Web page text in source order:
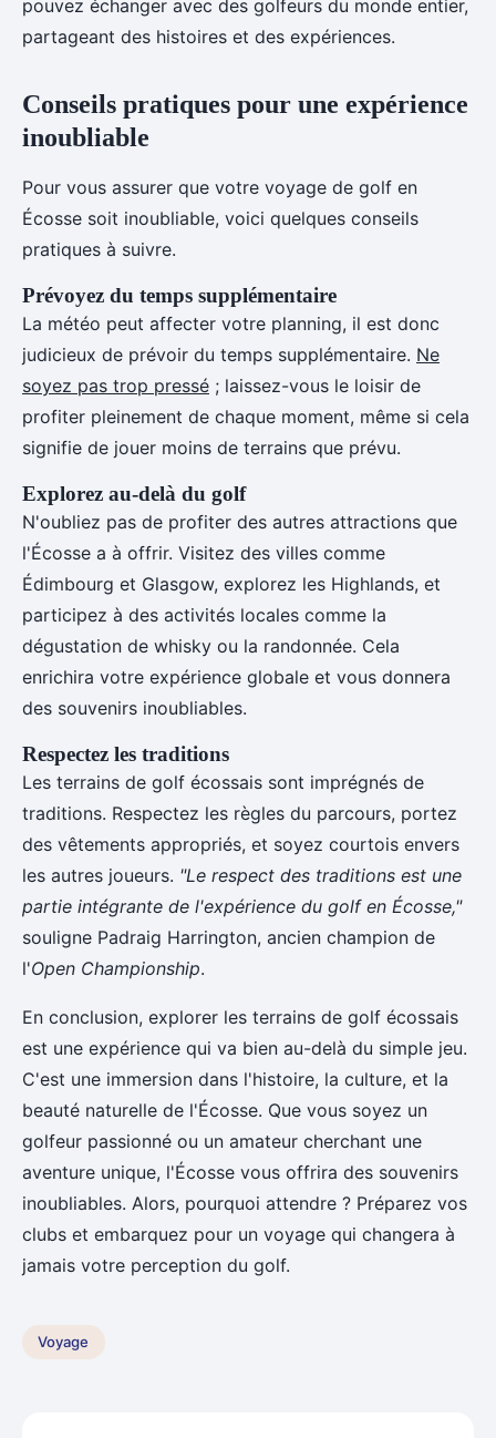
pouvez échanger avec des golfeurs du monde entier,
partageant des histoires et des expériences.
Conseils pratiques pour une expérience
inoubliable
Pour vous assurer que votre voyage de golf en
Écosse soit inoubliable, voici quelques conseils
pratiques à suivre.
Prévoyez du temps supplémentaire
La météo peut affecter votre planning, il est donc
judicieux de prévoir du temps supplémentaire. Ne
soyez pas trop pressé ; laissez-vous le loisir de
profiter pleinement de chaque moment, même si cela
signifie de jouer moins de terrains que prévu.
Explorez au-delà du golf
N'oubliez pas de profiter des autres attractions que
l'Écosse a à offrir. Visitez des villes comme
Édimbourg et Glasgow, explorez les Highlands, et
participez à des activités locales comme la
dégustation de whisky ou la randonnée. Cela
enrichira votre expérience globale et vous donnera
des souvenirs inoubliables.
Respectez les traditions
Les terrains de golf écossais sont imprégnés de
traditions. Respectez les règles du parcours, portez
des vêtements appropriés, et soyez courtois envers
les autres joueurs. "Le respect des traditions est une
partie intégrante de l'expérience du golf en Écosse,"
souligne Padraig Harrington, ancien champion de
l'Open Championship.
En conclusion, explorer les terrains de golf écossais
est une expérience qui va bien au-delà du simple jeu.
C'est une immersion dans l'histoire, la culture, et la
beauté naturelle de l'Écosse. Que vous soyez un
golfeur passionné ou un amateur cherchant une
aventure unique, l'Écosse vous offrira des souvenirs
inoubliables. Alors, pourquoi attendre ? Préparez vos
clubs et embarquez pour un voyage qui changera à
jamais votre perception du golf.
Voyage